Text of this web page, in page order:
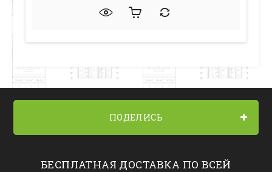
ПОДЕЛИСЬ
БЕСПЛАТНАЯ ДОСТАВКА ПО ВСЕЙ